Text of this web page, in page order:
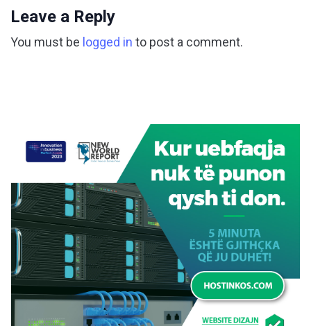
Leave a Reply
You must be logged in to post a comment.